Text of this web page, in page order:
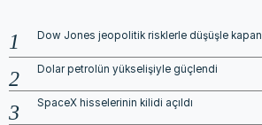
Dow Jones jeopolitik risklerle düşüşle
Dolar petrolün yükselişiyle güçlendi
SpaceX hisselerinin kilidi açıldı